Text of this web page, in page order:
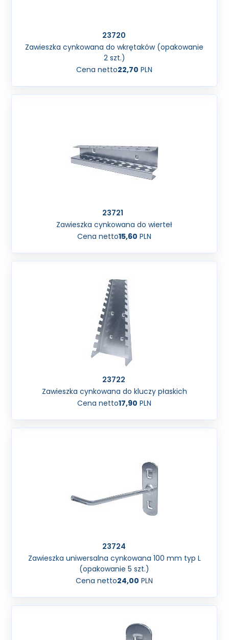
23720
Zawieszka cynkowana do wkrętaków (opakowanie
2 szt.)
Cena netto22,70 PLN
23721
Zawieszka cynkowana do wierteł
Cena netto15,60 PLN
23722
Zawieszka cynkowana do kluczy płaskich
Cena netto17,90 PLN
23724
Zawieszka uniwersalna cynkowana 100 mm typ L
(opakowanie 5 szt.)
Cena netto24,00 PLN